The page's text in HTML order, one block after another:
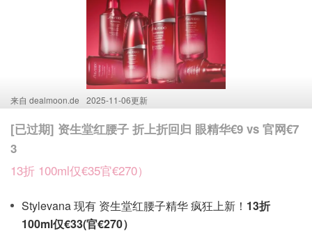
来自 dealmoon.de 2025-11-06更新
[已过期] 资生堂红腰子 折上折回归 眼精华€9 vs 官网€7
3
13折 100ml仅€35官€270）
Stylevana 现有 资生堂红腰子精华 疯狂上新！ 13折
100ml仅€33(官€270）